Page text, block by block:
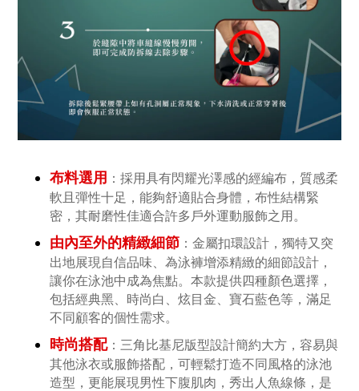
布料選用 ： 採用具有閃耀光澤感的經編布，質感柔
軟且彈性十足，能夠舒適貼合身體，布性結構緊
密，其耐磨性佳適合許多戶外運動服飾之用。
由內至外的精緻細節 ： 金屬扣環設計，獨特又突
出地展現自信品味、為泳褲增添精緻的細節設計，
讓你在泳池中成為焦點。本款提供四種顏色選擇，
包括經典黑、時尚白、炫目金、寶石藍色等，滿足
不同顧客的個性需求。
時尚搭配： 三角比基尼版型設計簡約大方，容易與
其他泳衣或服飾搭配，可輕鬆打造不同風格的泳池
造型，更能展現男性下腹肌肉，秀出人魚線條，是